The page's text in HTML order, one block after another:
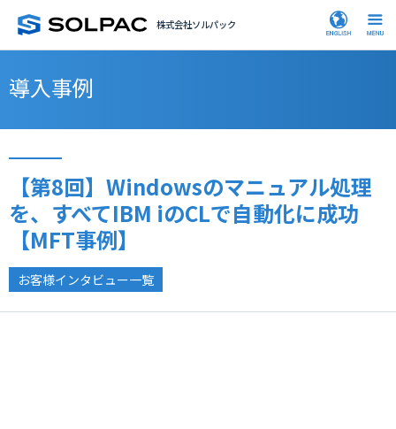
株式会社ソルパック
導入事例
【第8回】Windowsのマニュアル処理
を、すべてIBM iのCLで自動化に成功
【MFT事例】
お客様インタビュー一覧